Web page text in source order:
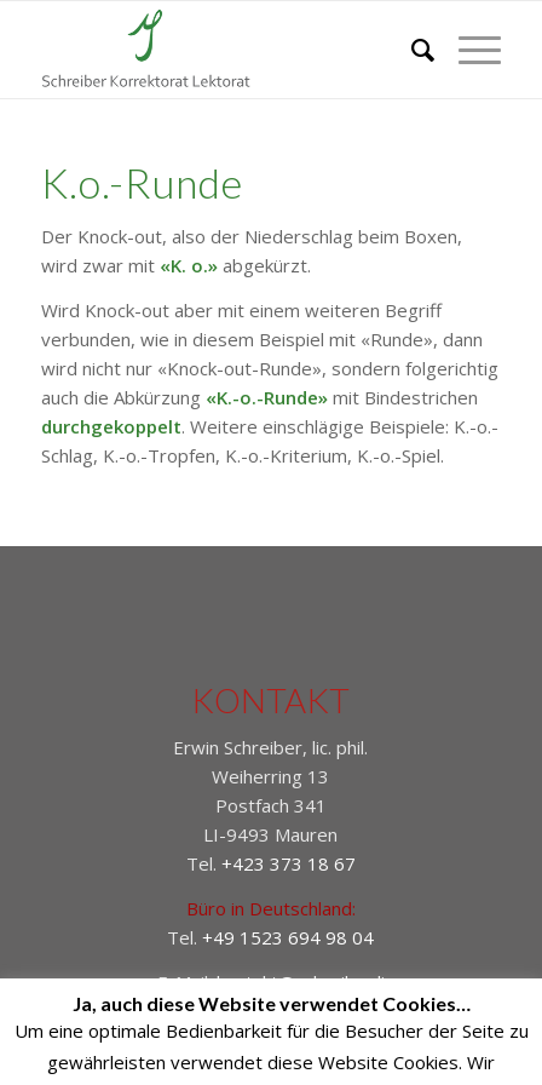
K.o.-Runde
Der Knock-out, also der Niederschlag beim Boxen,
wird zwar mit «K. o.»abgekürzt.
Wird Knock-out aber mit einem weiteren Begriff
verbunden, wie in diesem Beispiel mit «Runde», dann
wird nicht nur «Knock-out-Runde», sondern folgerichtig
auch die Abkürzung «K.-o.-Runde»mit Bindestrichen
durchgekoppelt. Weitere einschlägige Beispiele: K.-o.-
Schlag, K.-o.-Tropfen, K.-o.-Kriterium, K.-o.-Spiel.
KONTAKT
Erwin Schreiber, lic. phil.
Weiherring 13
Postfach 341
LI-9493 Mauren
Tel. +423 373 18 67
Büro in Deutschland:
Tel.+49 1523 694 98 04
E-Mail:kontakt@schreiber.li
Ja, auch diese Website verwendet Cookies…
Um eine optimale Bedienbarkeit für die Besucher der Seite zu
gewährleisten verwendet diese Website Cookies. Wir